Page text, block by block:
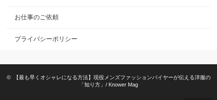
お仕事のご依頼
プライバシーポリシー
©
【最も早くオシャレになる方法】現役メンズファッションバイヤーが伝える洋服の
「知り方」/ Knower Mag